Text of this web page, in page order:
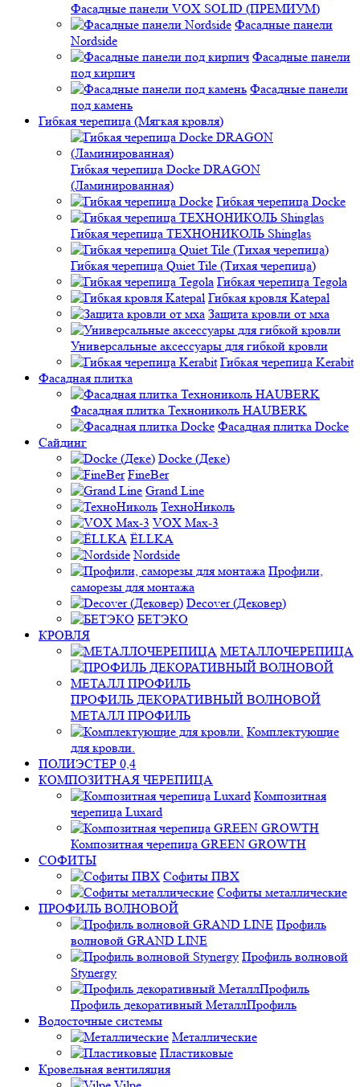
Фасадные панели VOX SOLID (ПРЕМИУМ)
Фасадные панели
Nordside
Фасадные панели
под кирпич
Фасадные панели
под камень
Гибкая черепица (Мягкая кровля)
Гибкая черепица Docke DRAGON
(Ламинированная)
Гибкая черепица Docke
Гибкая черепица ТЕХНОНИКОЛЬ Shinglas
Гибкая черепица Quiet Tile (Тихая черепица)
Гибкая черепица Tegola
Гибкая кровля Katepal
Защита кровли от мха
Универсальные аксессуары для гибкой кровли
Гибкая черепица Kerabit
Фасадная плитка
Фасадная плитка Технониколь HAUBERK
Фасадная плитка Docke
Сайдинг
Docke (Деке)
FineBer
Grand Line
ТехноНиколь
VOX Max-3
ЁLLKA
Nordside
Профили,
саморезы для монтажа
Decover (Дековер)
БЕТЭКО
КРОВЛЯ
МЕТАЛЛОЧЕРЕПИЦА
ПРОФИЛЬ ДЕКОРАТИВНЫЙ ВОЛНОВОЙ
МЕТАЛЛ ПРОФИЛЬ
Комплектующие
для кровли.
ПОЛИЭСТЕР 0,4
КОМПОЗИТНАЯ ЧЕРЕПИЦА
Композитная
черепица Luxard
Композитная черепица GREEN GROWTH
СОФИТЫ
Софиты ПВХ
Софиты металлические
ПРОФИЛЬ ВОЛНОВОЙ
Профиль
волновой GRAND LINE
Профиль волновой
Stynergy
Профиль декоративный МеталлПрофиль
Водосточные системы
Металлические
Пластиковые
Кровельная вентиляция